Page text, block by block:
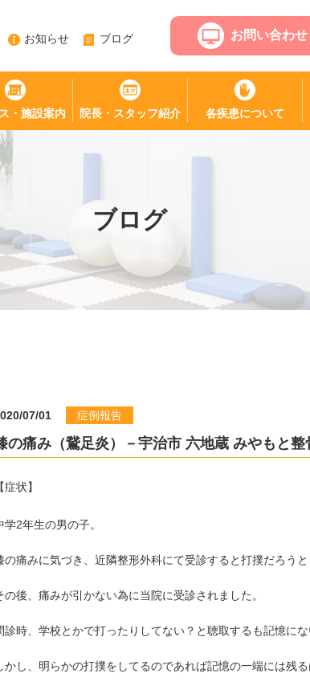
お知らせ ブログ お問い合わせ
・施設案内 院長・スタッフ紹介 各疾患について
ブログ
07/01 症例報告
の痛み（鵞足炎）－宇治市 六地蔵 みやもと整
【症状】
学2年生の男の子。
の痛みに気づき、近隣整形外科にて受診すると打撲だろう
の後、痛みが引かない為に当院に受診されました。
診時、学校とかで打ったりしてない？と聴取するも記憶に
かし、明らかの打撲をしてるのであれば記憶の一端には残